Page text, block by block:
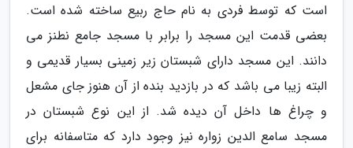
است که توسط فردی به نام حاج ربیع ساخته شده است.
بعضی قدمت این مسجد را برابر با مسجد جامع نطنز می
دانند. این مسجد دارای شبستان زیر زمینی بسیار قدیمی و
البته زیبا می باشد که در بازدید بنده از آن هنوز جای مشعل
و چراغ ها داخل آن دیده شد. از این نوع شبستان در
مسجد سامع الدین زواره نیز وجود دارد که متاسفانه برای